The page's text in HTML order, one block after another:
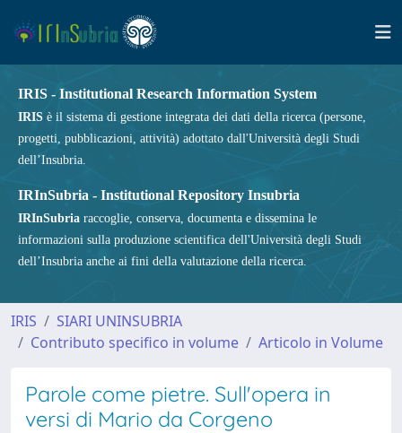
IRIS - Institutional Research Information System
IRIS è il sistema di gestione integrata dei dati della ricerca (persone,
progetti, pubblicazioni, attività) adottato dall'Università degli Studi
dell’Insubria.
IRInSubria - Institutional Repository Insubria
IRInSubria raccoglie, conserva, documenta e dissemina le
informazioni sulla produzione scientifica dell'Università degli Studi
dell’Insubria anche ai fini della valutazione della ricerca.
IRIS
SIARI UNINSUBRIA
Contributo specifico in volume
Articolo in Volume
Parole come pietre. Sull'opera in
versi di Mario da Corgeno